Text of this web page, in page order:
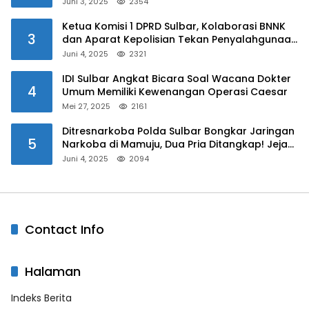
3
Ketua Komisi 1 DPRD Sulbar, Kolaborasi BNNK
dan Aparat Kepolisian Tekan Penyalahgunaan
Juni 4, 2025 2321
4
IDI Sulbar Angkat Bicara Soal Wacana Dokter
Umum Memiliki Kewenangan Operasi Caesar
Mei 27, 2025 2161
5
Ditresnarkoba Polda Sulbar Bongkar Jaringan
Narkoba di Mamuju, Dua Pria Ditangkap! Jejak
Juni 4, 2025 2094
Contact Info
Halaman
Indeks Berita